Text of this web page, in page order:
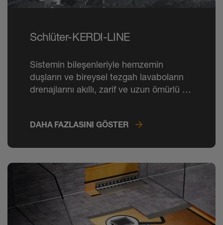
Schlüter-KERDI-LINE
Sistemin bileşenleriyle hemzemin
duşların ve bireysel tezgah lavaboların
drenajlarını akıllı, zarif ve uzun ömürlü bir
DAHA FAZLASINI GÖSTER